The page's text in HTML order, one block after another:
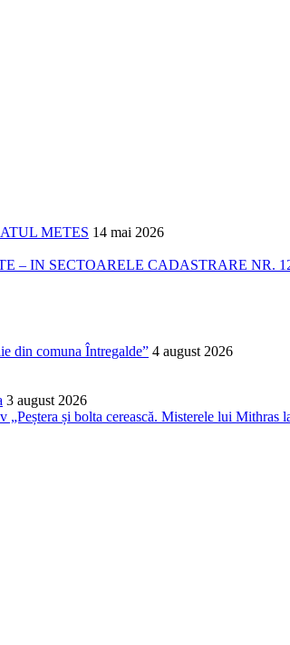
METES 14 mai 2026
IN SECTOARELE CADASTRARE NR.
din comuna Întregalde” 4 august 2026
3 august 2026
și bolta cerească. Misterele lui Mithras